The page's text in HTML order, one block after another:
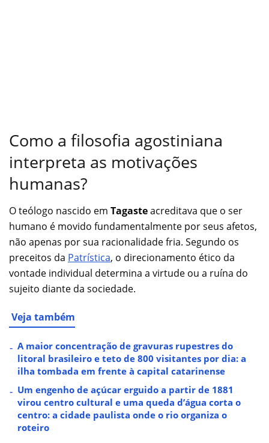
Como a filosofia agostiniana
interpreta as motivações
humanas?
O teólogo nascido em Tagasteacreditava que o ser
humano é movido fundamentalmente por seus afetos,
não apenas por sua racionalidade fria. Segundo os
preceitos da Patrística, o direcionamento ético da
vontade individual determina a virtude ou a ruína do
sujeito diante da sociedade.
Veja também
A maior concentração de gravuras rupestres do
litoral brasileiro e teto de 800 visitantes por dia: a
ilha tombada em frente à capital catarinense
Um engenho de açúcar erguido a partir de 1881
virou centro cultural e uma queda d’água corta o
centro: a cidade paulista onde o rio organiza o
roteiro